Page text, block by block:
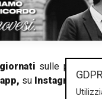
d
e
o
sulle
su Instagram,su